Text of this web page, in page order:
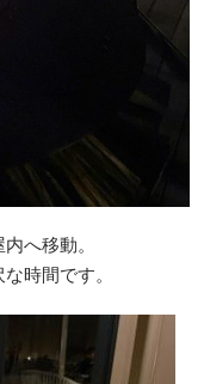
へ移動。
時間です。